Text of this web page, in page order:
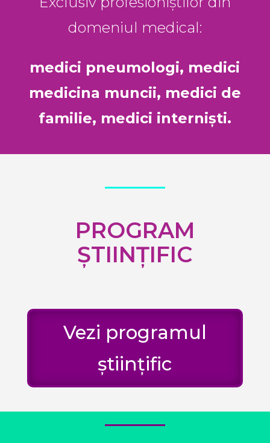
domeniul medical:
medici pneumologi, medici
medicina muncii, medici de
familie, medici interniști.
PROGRAM
ȘTIINȚIFIC
Vezi programul
științific